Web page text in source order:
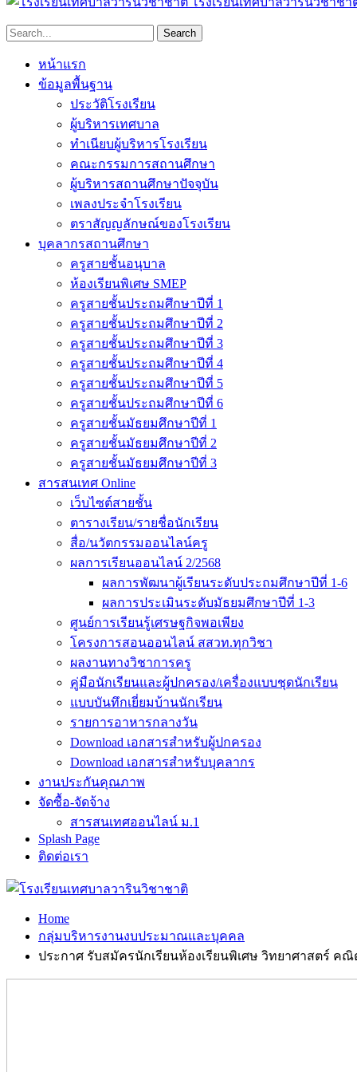
หน้าแรก
ข้อมูลพื้นฐาน
ประวัติโรงเรียน
ผู้บริหารเทศบาล
ทำเนียบผู้บริหารโรงเรียน
คณะกรรมการสถานศึกษา
ผู้บริหารสถานศึกษาปัจจุบัน
เพลงประจำโรงเรียน
ตราสัญญลักษณ์ของโรงเรียน
บุคลากรสถานศึกษา
ครูสายชั้นอนุบาล
ห้องเรียนพิเศษ SMEP
ครูสายชั้นประถมศึกษาปีที่ 1
ครูสายชั้นประถมศึกษาปีที่ 2
ครูสายชั้นประถมศึกษาปีที่ 3
ครูสายชั้นประถมศึกษาปีที่ 4
ครูสายชั้นประถมศึกษาปีที่ 5
ครูสายชั้นประถมศึกษาปีที่ 6
ครูสายชั้นมัธยมศึกษาปีที่ 1
ครูสายชั้นมัธยมศึกษาปีที่ 2
ครูสายชั้นมัธยมศึกษาปีที่ 3
สารสนเทศ Online
เว็บไซต์สายชั้น
ตารางเรียน/รายชื่อนักเรียน
สื่อ/นวัตกรรมออนไลน์ครู
ผลการเรียนออนไลน์ 2/2568
ผลการพัฒนาผู้เรียนระดับประถมศึกษาปีที่ 1-6
ผลการประเมินระดับมัธยมศึกษาปีที่ 1-3
ศูนย์การเรียนรู้เศรษฐกิจพอเพียง
โครงการสอนออนไลน์ สสวท.ทุกวิชา
ผลงานทางวิชาการครู
คู่มือนักเรียนและผู้ปกครอง/เครื่องแบบชุดนักเรียน
แบบบันทึกเยี่ยมบ้านนักเรียน
รายการอาหารกลางวัน
Download เอกสารสำหรับผู้ปกครอง
Download เอกสารสำหรับบุคลากร
งานประกันคุณภาพ
จัดซื้อ-จัดจ้าง
สารสนเทศออนไลน์ ม.1
Splash Page
ติดต่อเรา
Home
กลุ่มบริหารงานงบประมาณและบุคคล
ประกาศ รับสมัครนักเรียนห้องเรียนพิเศษ วิทยาศาสตร์ ค